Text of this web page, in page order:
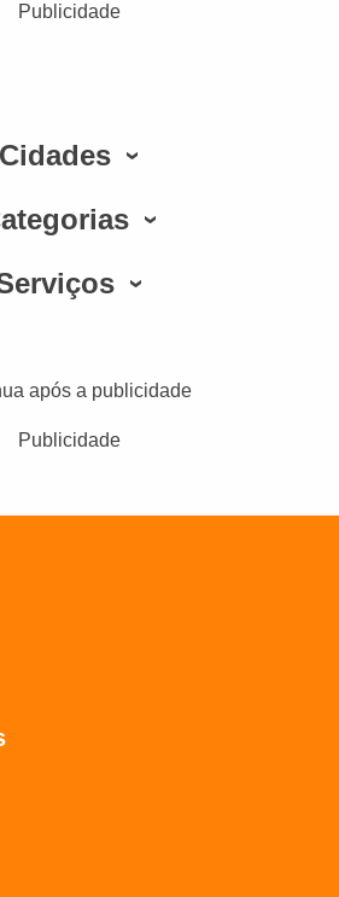
Publicidade
Cidades
após a publicidade
Publicidade